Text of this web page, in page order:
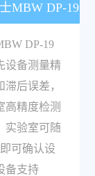
MBW DP-19
DP-19
设备测量精
后误差，
高精度检测
实验室可随
可确认设
备支持